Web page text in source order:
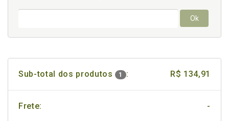
Ok
Sub-total dos produtos 1 : R$ 134,91
Frete: -